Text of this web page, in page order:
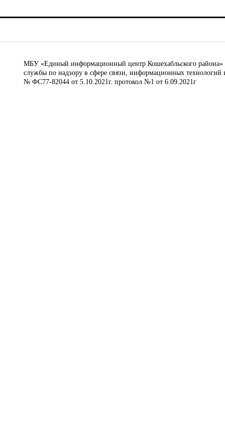
МБУ «Единый информационный центр Кошехабльского района»
службы по надзору в сфере связи, информационных
№ ФС77-82044 от 5.10.2021г. протокол №1 от 6.09.2021г